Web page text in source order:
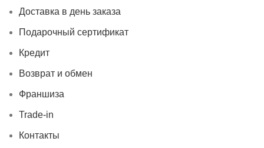
Доставка в день заказа
Подарочный сертификат
Кредит
Возврат и обмен
Франшиза
Trade-in
Контакты